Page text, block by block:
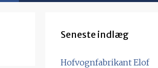
Seneste indlæg
Hofvognfabrikant Elof